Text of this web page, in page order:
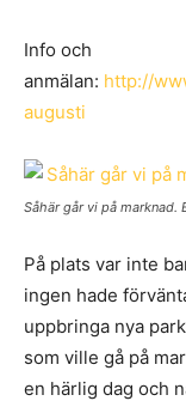
Info och
anmälan: http://
augusti
Såhär går vi på marknad.
På plats var inte
ingen hade
uppbringa nya
som ville gå på
en härlig dag och